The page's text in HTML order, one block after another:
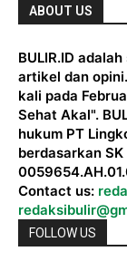
ABOUT US
BULIR.ID
artikel dan
kali pada
Sehat Akal".
hukum PT
berdasarkan
Contact us:
FOLLOW US